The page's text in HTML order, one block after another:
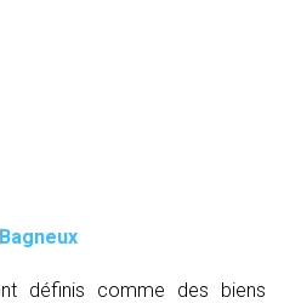
définis comme des biens